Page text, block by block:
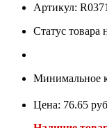
Артикул:
Статус товара
Минимальное
Цена: 76.65